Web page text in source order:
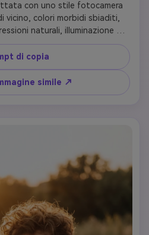
con uno stile fotocamera
vicino, colori morbidi sbiaditi,
naturali, illuminazione
di campo bassa, estetica
Gemini prompt look
di copia
simile ↗